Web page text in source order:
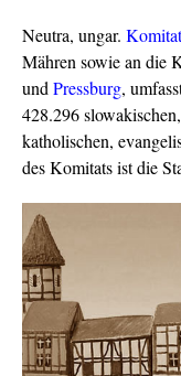
Neutra, ungar. Komitat
Mähren sowie an die
undPressburg,
428.296
katholischen,
des Komitats ist die